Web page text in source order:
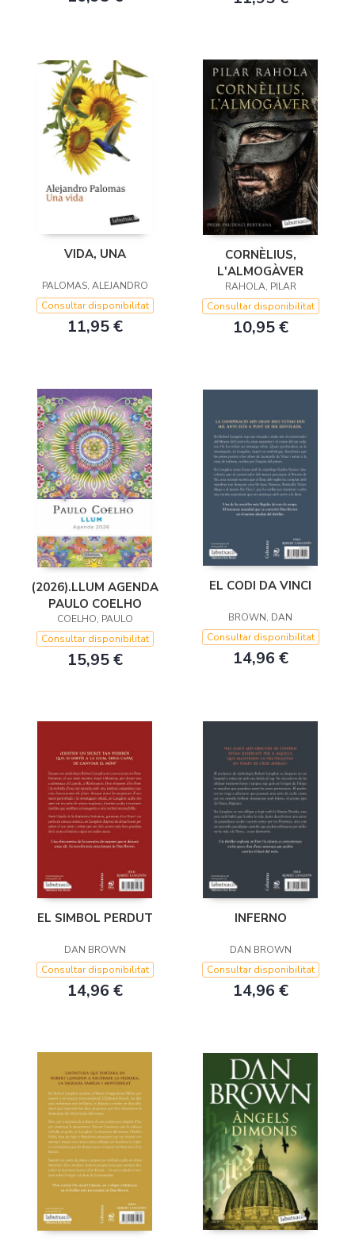
VIDA, UNA
PALOMAS, ALEJANDRO
Consultar disponibilitat
11,95 €
CORNÈLIUS,
L'ALMOGÀVER
RAHOLA, PILAR
Consultar disponibilitat
10,95 €
(2026).LLUM AGENDA
PAULO COELHO
COELHO, PAULO
Consultar disponibilitat
15,95 €
EL CODI DA VINCI
BROWN, DAN
Consultar disponibilitat
14,96 €
EL SIMBOL PERDUT
DAN BROWN
Consultar disponibilitat
14,96 €
INFERNO
DAN BROWN
Consultar disponibilitat
14,96 €